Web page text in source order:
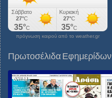
πρόγνωση καιρού από το weather.gr
Πρωτοσέλιδα Εφημερίδων